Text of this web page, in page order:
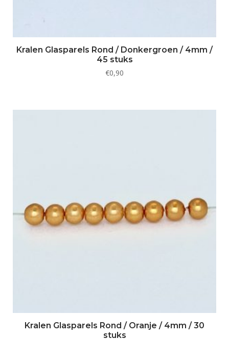
Kralen Glasparels Rond / Donkergroen / 4mm /
45 stuks
€0,90
Kralen Glasparels Rond / Oranje / 4mm / 30
stuks